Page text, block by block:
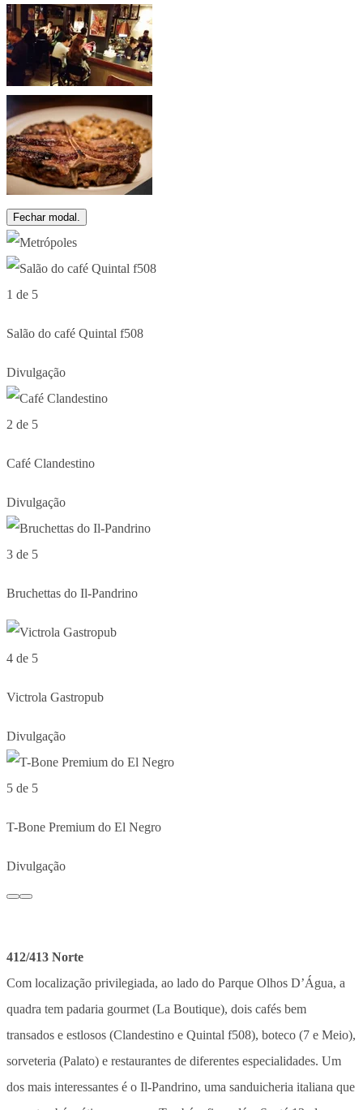
Fechar modal.
1 de 5
Salão do café Quintal f508
Divulgação
2 de 5
Café Clandestino
Divulgação
3 de 5
Bruchettas do Il-Pandrino
4 de 5
Victrola Gastropub
Divulgação
5 de 5
T-Bone Premium do El Negro
Divulgação
412/413 Norte
Com localização privilegiada, ao lado do Parque Olhos D’Água, a
quadra tem padaria gourmet (La Boutique), dois cafés bem
transados e estlosos (Clandestino e Quintal f508), boteco (7 e Meio),
sorveteria (Palato) e restaurantes de diferentes especialidades. Um
dos mais interessantes é o Il-Pandrino, uma sanduicheria italiana que